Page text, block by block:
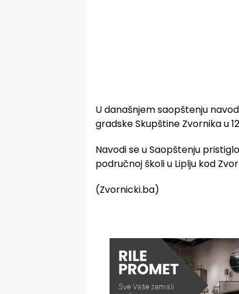
U današnjem saopštenju
gradske Skupštine Zvornika u
Navodi se u Saopštenju
područnoj školi u Liplju kod
(Zvornicki.ba)